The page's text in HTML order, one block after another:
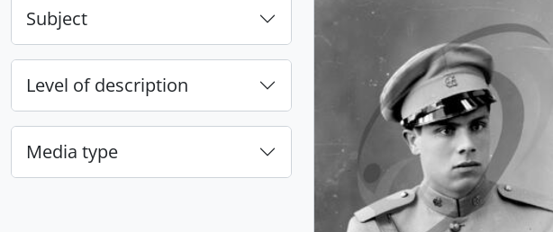
Subject
Level of description
Media type